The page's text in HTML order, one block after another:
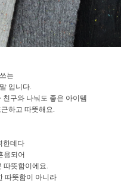
는
입니다.
구와 나눠도 좋은 아이템
하고 따뜻해요.
한데다
용되어
뜻함이에요.
따뜻함이 아니라